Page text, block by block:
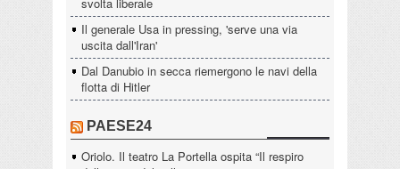
svolta liberale
Il generale Usa in pressing, 'serve una via
uscita dall'Iran'
Dal Danubio in secca riemergono le navi della
flotta di Hitler
PAESE24
Oriolo. Il teatro La Portella ospita “Il respiro